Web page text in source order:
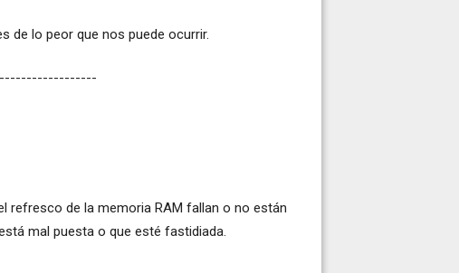
de lo peor que nos puede ocurrir.
refresco de la memoria RAM fallan o no están
mal puesta o que esté fastidiada.